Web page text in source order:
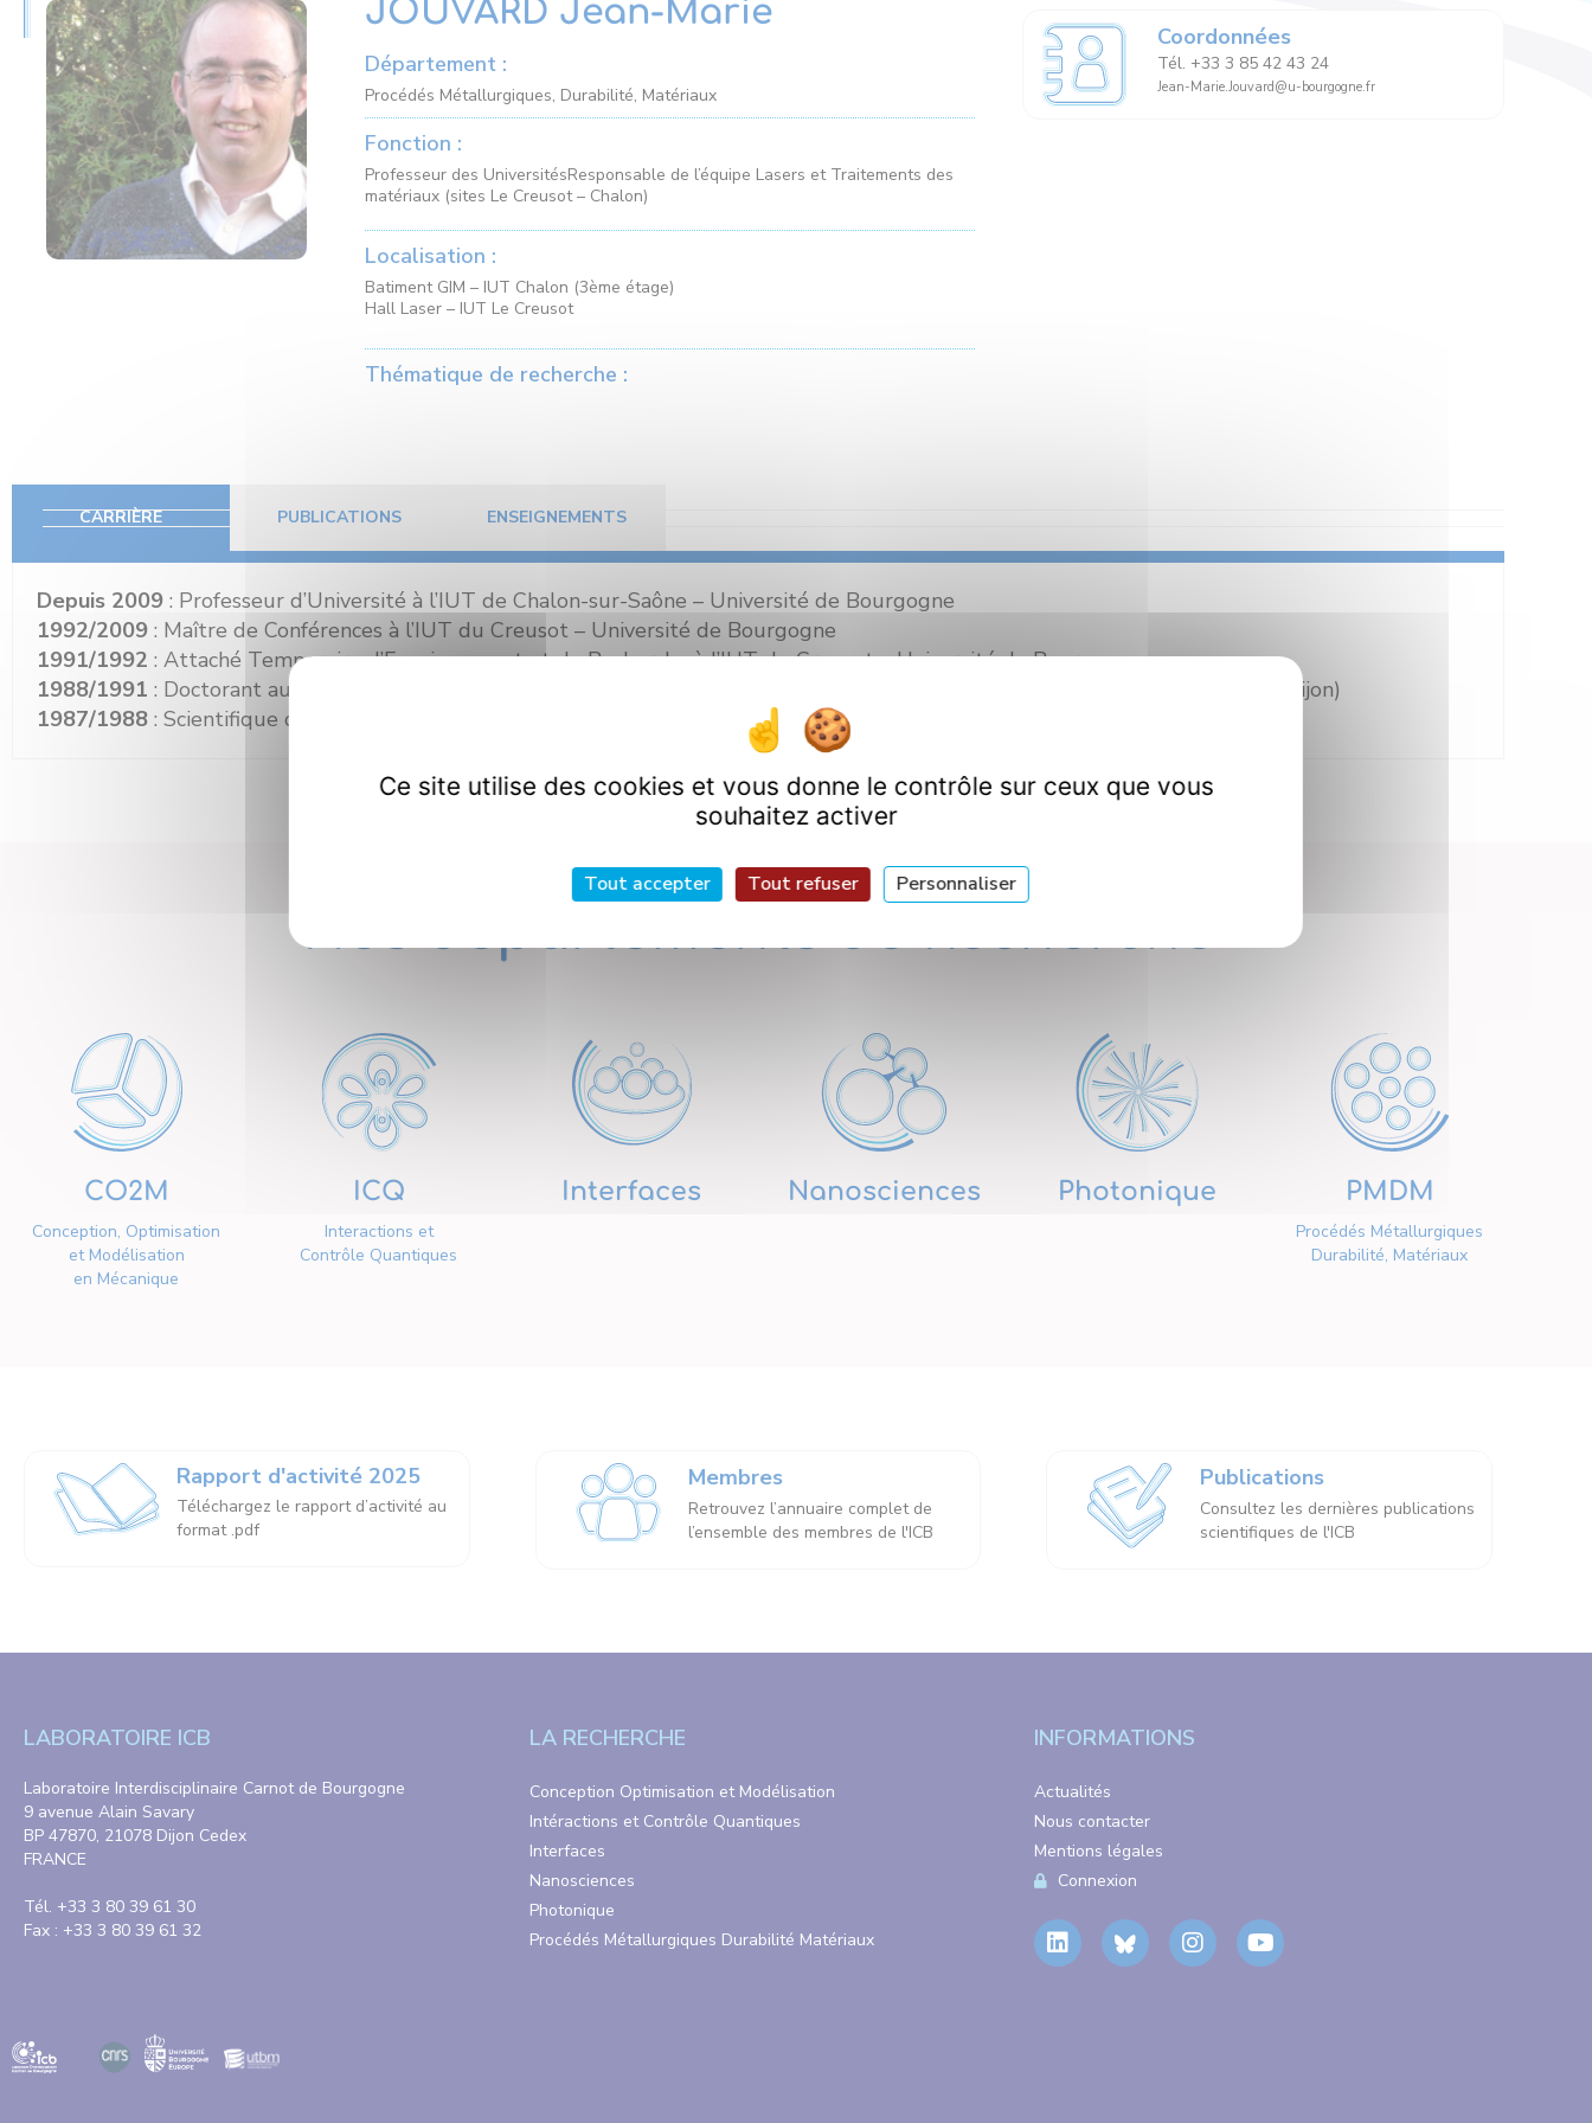
JOUVARD Jean-Marie
Département :
Procédés Métallurgiques, Durabilité, Matériaux
Fonction :
Professeur des UniversitésResponsable de l’équipe Lasers et Traitements des
matériaux (sites Le Creusot – Chalon)
Localisation :
Batiment GIM – IUT Chalon (3ème étage)
Hall Laser – IUT Le Creusot
Thématique de recherche :
Coordonnées
Tél. +33 3 85 42 43 24
Jean-Marie.Jouvard@u-bourgogne.fr
CARRIÈRE PUBLICATIONS ENSEIGNEMENTS
Depuis 2009 : Professeur d’Université à l’IUT de Chalon-sur-Saône – Université de Bourgogne
1992/2009 : Maître de Conférences à l’IUT du Creusot – Université de Bourgogne
1991/1992 : Attaché Temporaire d’Enseignement et de Recherche à l’IUT du Creusot – Université de Bourgogne
1988/1991 : Doctorant au laboratoire de Spectrométrie Moléculaire et Instrumentation Laser (Actuellement Laboratoire ICB – Dijon)
1987/1988 : Scientifique du Contingent au Commissariat à l’Energie Atomique
Nos départements de Recherche
CO2M
Conception, Optimisation
et Modélisation
en Mécanique
ICQ
Interactions et
Contrôle Quantiques
Interfaces Nanosciences Photonique PMDM
Procédés Métallurgiques
Durabilité, Matériaux
Rapport d'activité 2025
Téléchargez le rapport d’activité au
format .pdf
Membres
Retrouvez l’annuaire complet de
l’ensemble des membres de l'ICB
Publications
Consultez les dernières publications
scientifiques de l'ICB
LABORATOIRE ICB
Laboratoire Interdisciplinaire Carnot de Bourgogne
9 avenue Alain Savary
BP 47870, 21078 Dijon Cedex
FRANCE
Tél. +33 3 80 39 61 30
Fax : +33 3 80 39 61 32
LA RECHERCHE
Conception Optimisation et Modélisation
Intéractions et Contrôle Quantiques
Interfaces
Nanosciences
Photonique
Procédés Métallurgiques Durabilité Matériaux
INFORMATIONS
Actualités
Nous contacter
Mentions légales
Connexion
Ce site utilise des cookies et vous donne le contrôle sur ceux que vous
souhaitez activer
Tout accepter Tout refuser Personnaliser